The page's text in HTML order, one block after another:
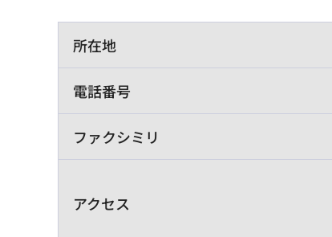
所在地
電話番号
ファクシミリ
アクセス